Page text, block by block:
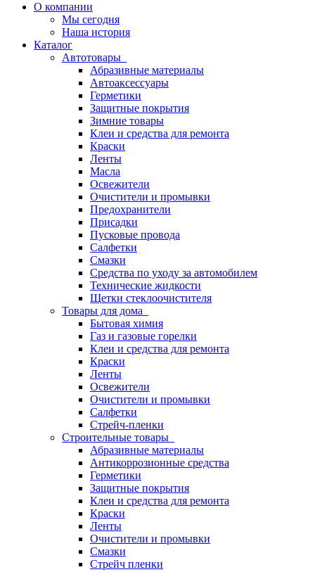
О компании
Мы сегодня
Наша история
Каталог
Автотовары
Абразивные материалы
Автоаксессуары
Герметики
Защитные покрытия
Зимние товары
Клеи и средства для ремонта
Краски
Ленты
Масла
Освежители
Очистители и промывки
Предохранители
Присадки
Пусковые провода
Салфетки
Смазки
Средства по уходу за автомобилем
Технические жидкости
Щетки стеклоочистителя
Товары для дома
Бытовая химия
Газ и газовые горелки
Клеи и средства для ремонта
Краски
Ленты
Освежители
Очистители и промывки
Салфетки
Стрейч-пленки
Строительные товары
Абразивные материалы
Антикоррозионные средства
Герметики
Защитные покрытия
Клеи и средства для ремонта
Краски
Ленты
Очистители и промывки
Смазки
Стрейч пленки